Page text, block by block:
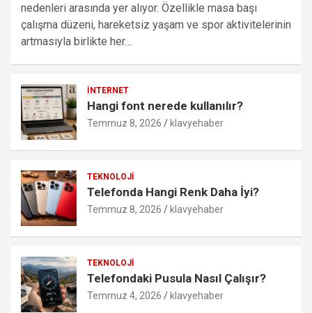
nedenleri arasında yer alıyor. Özellikle masa başı
çalışma düzeni, hareketsiz yaşam ve spor aktivitelerinin
artmasıyla birlikte her…
İNTERNET
Hangi font nerede kullanılır?
Temmuz 8, 2026 klavyehaber
TEKNOLOJI
Telefonda Hangi Renk Daha İyi?
Temmuz 8, 2026 klavyehaber
TEKNOLOJI
Telefondaki Pusula Nasıl Çalışır?
Temmuz 4, 2026 klavyehaber